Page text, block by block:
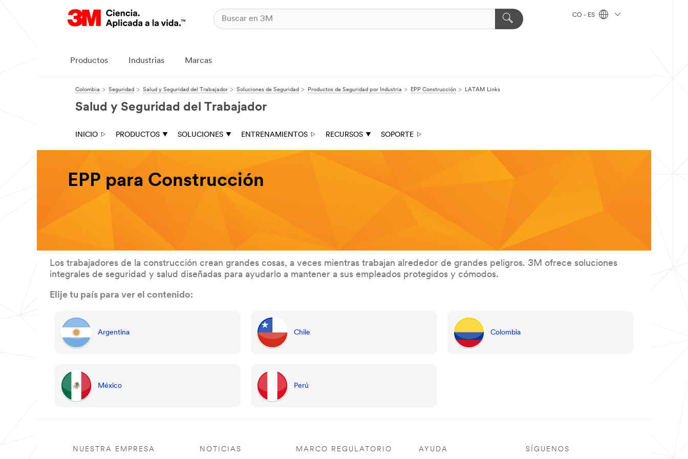
CO - ES
Productos Industrias Marcas
Colombia Seguridad Salud y Seguridad del Trabajador Soluciones de Seguridad Productos de Seguridad por Industria EPP Construcción LATAM Links
Salud y Seguridad del Trabajador
INICIO PRODUCTOS SOLUCIONES ENTRENAMIENTOS RECURSOS SOPORTE
EPP para Construcción
Los trabajadores de la construcción crean grandes cosas, a veces mientras trabajan alrededor de grandes peligros. 3M ofrece soluciones
integrales de seguridad y salud diseñadas para ayudarlo a mantener a sus empleados protegidos y cómodos.
Elije tu país para ver el contenido:
Argentina Chile Colombia
México Perú
NUESTRA EMPRESA NOTICIAS MARCO REGULATORIO AYUDA SÍGUENOS